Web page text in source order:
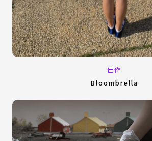
佳作
Bloombrella